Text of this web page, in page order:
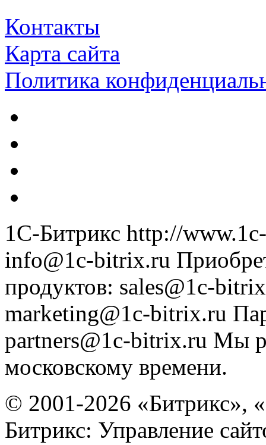
Контакты
Карта сайта
Политика
1С-Битрикс http://
info@1c-bitrix.ru
продуктов: sales@1c-
marketing@1c-bitrix.ru
partners@1c-bitrix.ru Мы
московскому времени.
© 2001-2026 «Битрикс»,
Битрикс: Управление